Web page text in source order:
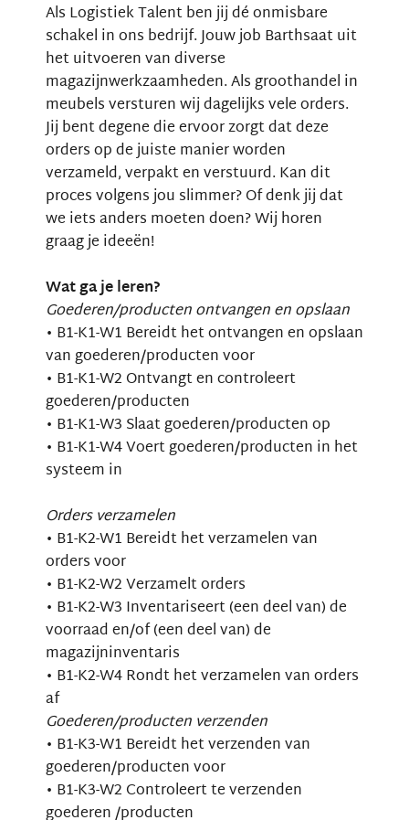
Als Logistiek Talent ben jij dé onmisbare
schakel in ons bedrijf. Jouw job Barthsaat uit
het uitvoeren van diverse
magazijnwerkzaamheden. Als groothandel in
meubels versturen wij dagelijks vele orders.
Jij bent degene die ervoor zorgt dat deze
orders op de juiste manier worden
verzameld, verpakt en verstuurd. Kan dit
proces volgens jou slimmer? Of denk jij dat
we iets anders moeten doen? Wij horen
graag je ideeën!
Wat ga je leren?
Goederen/producten ontvangen en opslaan
• B1-K1-W1 Bereidt het ontvangen en opslaan
van goederen/producten voor
• B1-K1-W2 Ontvangt en controleert
goederen/producten
• B1-K1-W3 Slaat goederen/producten op
• B1-K1-W4 Voert goederen/producten in het
systeem in
Orders verzamelen
• B1-K2-W1 Bereidt het verzamelen van
orders voor
• B1-K2-W2 Verzamelt orders
• B1-K2-W3 Inventariseert (een deel van) de
voorraad en/of (een deel van) de
magazijninventaris
• B1-K2-W4 Rondt het verzamelen van orders
af
Goederen/producten verzenden
• B1-K3-W1 Bereidt het verzenden van
goederen/producten voor
• B1-K3-W2 Controleert te verzenden
goederen /producten